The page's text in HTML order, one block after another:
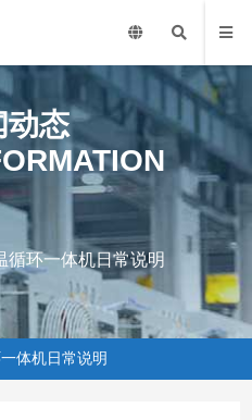
动态
循环一体机日常说明
体机日常说明